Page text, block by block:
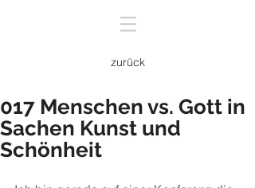
zurück
017 Menschen vs. Gott in
Sachen Kunst und
Schönheit